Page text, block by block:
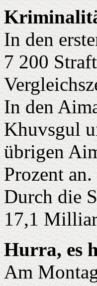
In den
7 200
In den
Khuvsgul
übrigen
Prozent an.
Durch die
17,1
Hurra, es
Am